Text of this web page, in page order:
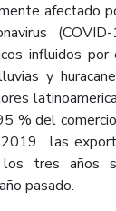
afectado
influidos por
y
% del
, las
tres años
pasado.